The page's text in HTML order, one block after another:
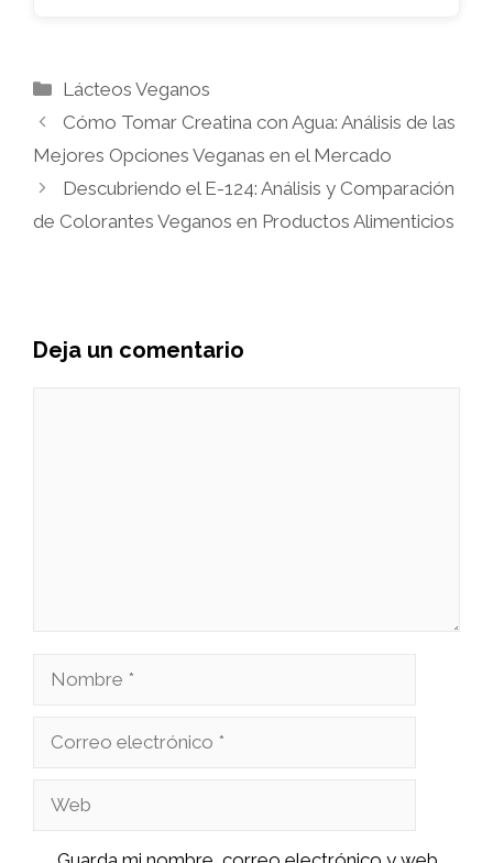
Categorías
Lácteos Veganos
Cómo Tomar Creatina con Agua: Análisis de las
Mejores Opciones Veganas en el Mercado
Descubriendo el E-124: Análisis y Comparación
de Colorantes Veganos en Productos Alimenticios
Deja un comentario
Nombre
Correo
Web